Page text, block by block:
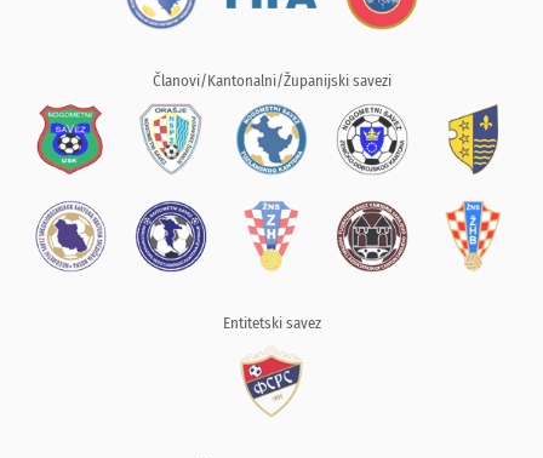
Članovi/Kantonalni/Županijski savezi
Entitetski savez